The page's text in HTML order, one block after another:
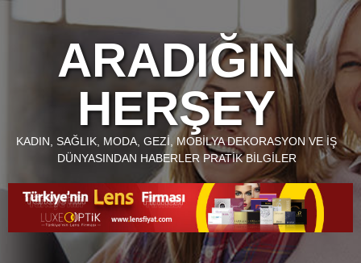
ARADIĞIN
HERŞEY
KADIN, SAĞLIK, MODA, GEZI, MOBILYA DEKORASYON VE İŞ
DÜNYASINDAN HABERLER PRATIK BILGILER